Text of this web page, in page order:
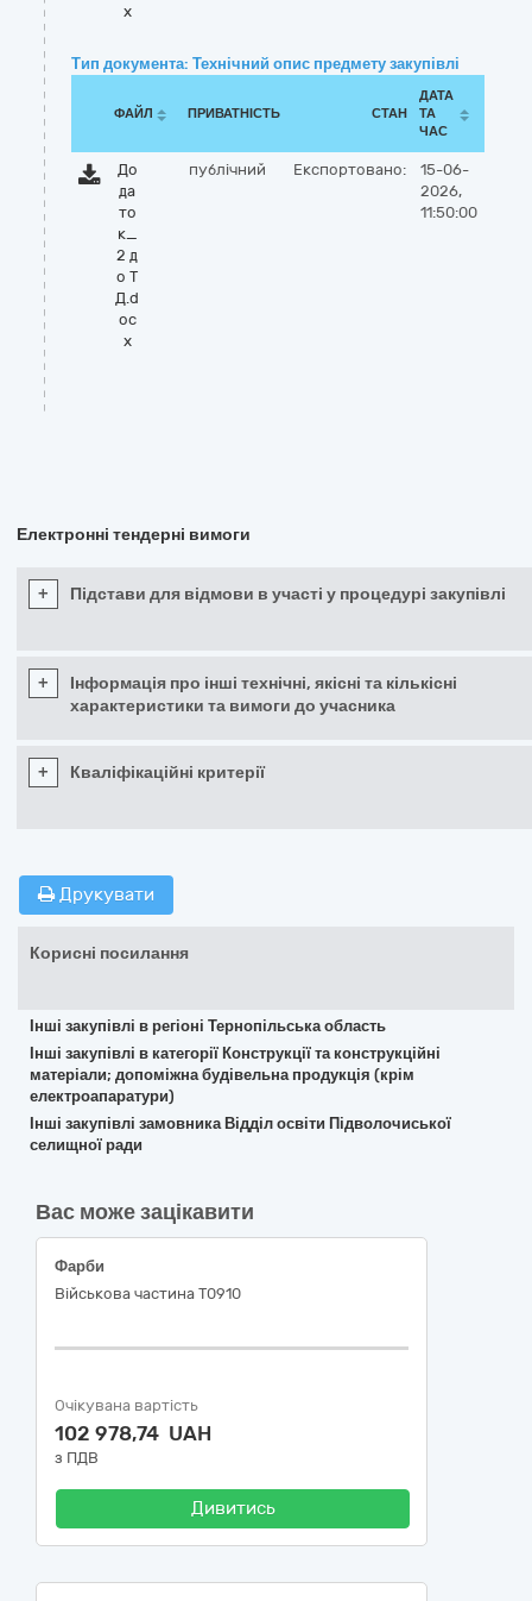
x
Тип документа: Технічний опис предмету закупівлі
ФАЙЛ ПРИВАТНІСТЬ СТАН
ДАТА
ТА
ЧАС
До
да
то
к_
2 д
о Т
Д.d
oc
x
публічний Експортовано:
15-06-
2026,
11:50:00
Електронні тендерні вимоги
+ Підстави для відмови в участі у процедурі закупівлі
+
Інформація про інші технічні, якісні та кількісні
характеристики та вимоги до учасника
+ Кваліфікаційні критерії
Друкувати
Корисні посилання
Інші закупівлі в регіоні Тернопільська область
Інші закупівлі в категорії Конструкції та конструкційні
матеріали; допоміжна будівельна продукція (крім
електроапаратури)
Інші закупівлі замовника Відділ освіти Підволочиської
селищної ради
Вас може зацікавити
Фарби
Військова частина Т0910
Очікувана вартість
102 978,74 UAH
з ПДВ
Дивитись